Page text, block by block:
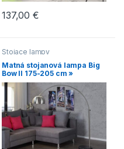
137,00€
Stojace lampy
Matná stojanová lampa Big
Bow II 175-205 cm »